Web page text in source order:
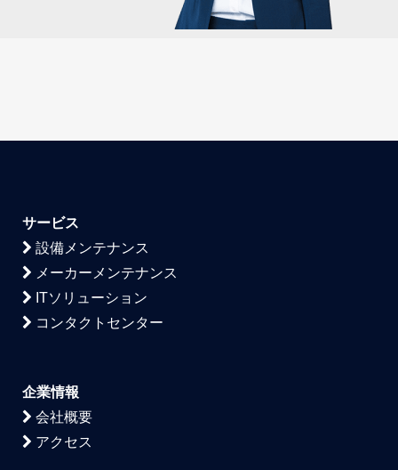
サービス
設備メンテナンス
メーカーメンテナンス
ITソリューション
コンタクトセンター
企業情報
会社概要
アクセス